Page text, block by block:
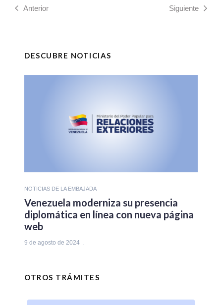
Anterior Siguiente
DESCUBRE NOTICIAS
NOTICIAS DE LA EMBAJADA
Venezuela moderniza su presencia
diplomática en línea con nueva página
web
9 de agosto de 2024
OTROS TRÁMITES